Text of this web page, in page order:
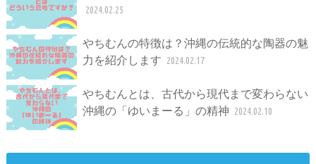
2024.02.25
やちむんの特徴は？沖縄の伝統的な陶器の魅
力を紹介します 2024.02.17
やちむんとは、古代から現代まで変わらない
沖縄の「ゆいまーる」の精神 2024.02.10